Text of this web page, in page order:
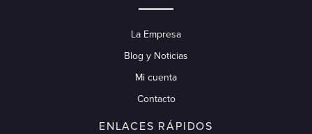
La Empresa
Blog y Noticias
Mi cuenta
Contacto
ENLACES RÁPIDOS